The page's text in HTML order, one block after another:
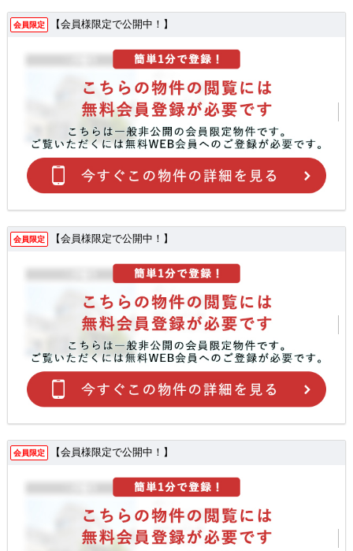
会員限定 【会員様限定で公開中！】
会員限定 【会員様限定で公開中！】
会員限定 【会員様限定で公開中！】